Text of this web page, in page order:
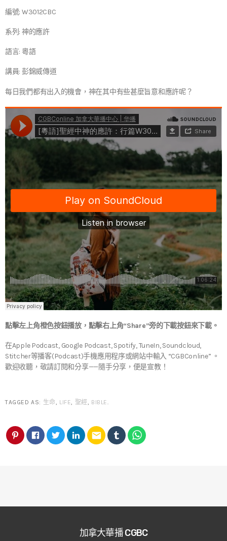
編號: W3012CBC
系列: 神的應許
語言: 粵語
講員: 彭錦威傳道
每日我們都有出入的機會，神在其中有些甚麼旨意和應許呢？
點擊左上角橙色按鈕播放，點擊右上角“Share”旁的下載按鈕來下載。
在Apple Podcast, Google Podcast, Spotify, TuneIn, Soundcloud,
Stitcher等播客(Podcast)手機應用程序或網站中輸入 “CGBConline” 。
歡迎收聽，敬請訂閱和分享——隨手分享，便是宣教！
TAGGED AS: 生命, LIFE, 聖經, BIBLE.
email
加拿大華播 CGBC